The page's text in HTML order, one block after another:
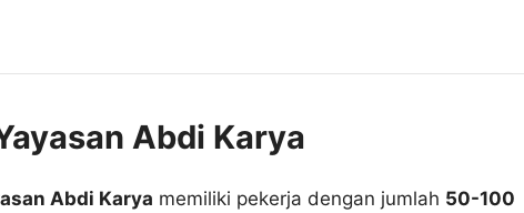
Abdi Karya
Abdi Karya memiliki pekerja dengan jumlah 50-100